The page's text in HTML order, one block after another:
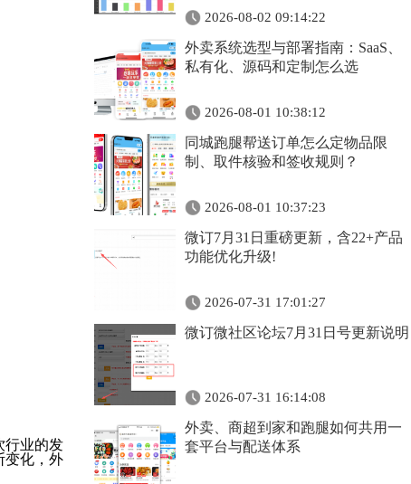
行业的发
变化，外
2026-08-02 09:14:22
外卖系统选型与部署指南：SaaS、
私有化、源码和定制怎么选
2026-08-01 10:38:12
同城跑腿帮送订单怎么定物品限
制、取件核验和签收规则？
2026-08-01 10:37:23
微订7月31日重磅更新，含22+产品
功能优化升级!
2026-07-31 17:01:27
微订微社区论坛7月31日号更新说明
2026-07-31 16:14:08
外卖、商超到家和跑腿如何共用一
套平台与配送体系